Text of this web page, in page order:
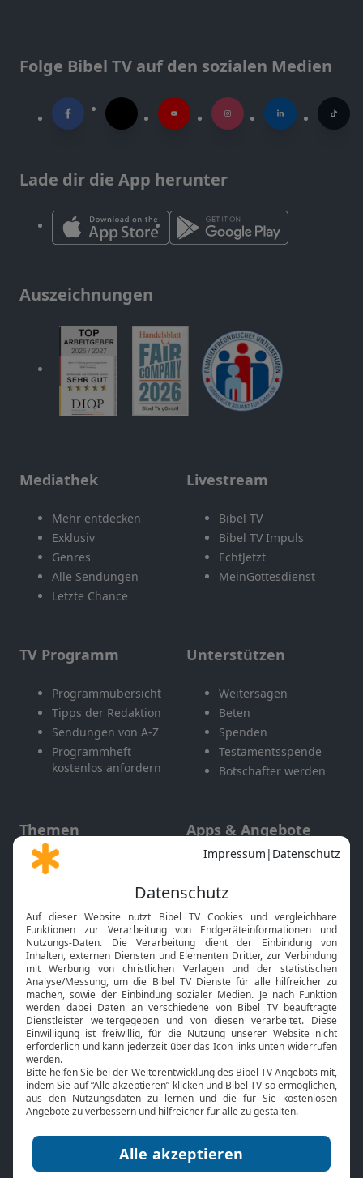
Folge Bibel TV auf den sozialen Medien
Lade dir die App herunter
Auszeichnungen
Mediathek
Mehr entdecken
Exklusiv
Genres
Alle Sendungen
Letzte Chance
Livestream
Bibel TV
Bibel TV Impuls
EchtJetzt
MeinGottesdienst
TV Programm
Programmübersicht
Tipps der Redaktion
Sendungen von A-Z
Programmheft
kostenlos anfordern
Unterstützen
Weitersagen
Beten
Spenden
Testamentsspende
Botschafter werden
Themen
Gott und Bibel erklärt
Neuigkeiten
Apps & Angebote
Mobile App
Smart TV
HbbTV
Bibelthek Online-Bibel
Nächster Gottesdienst
Bibel TV
Über uns
Jobs
Mediadaten
Service
Kontakt
TV-Empfang